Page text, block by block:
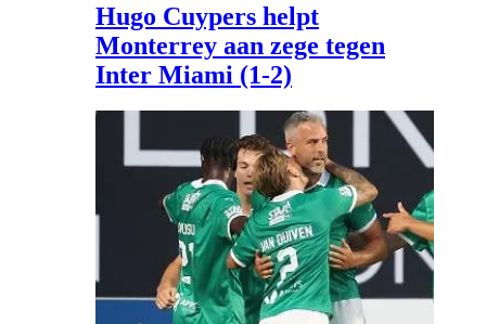
Hugo Cuypers helpt
Monterrey aan zege tegen
Inter Miami (1-2)